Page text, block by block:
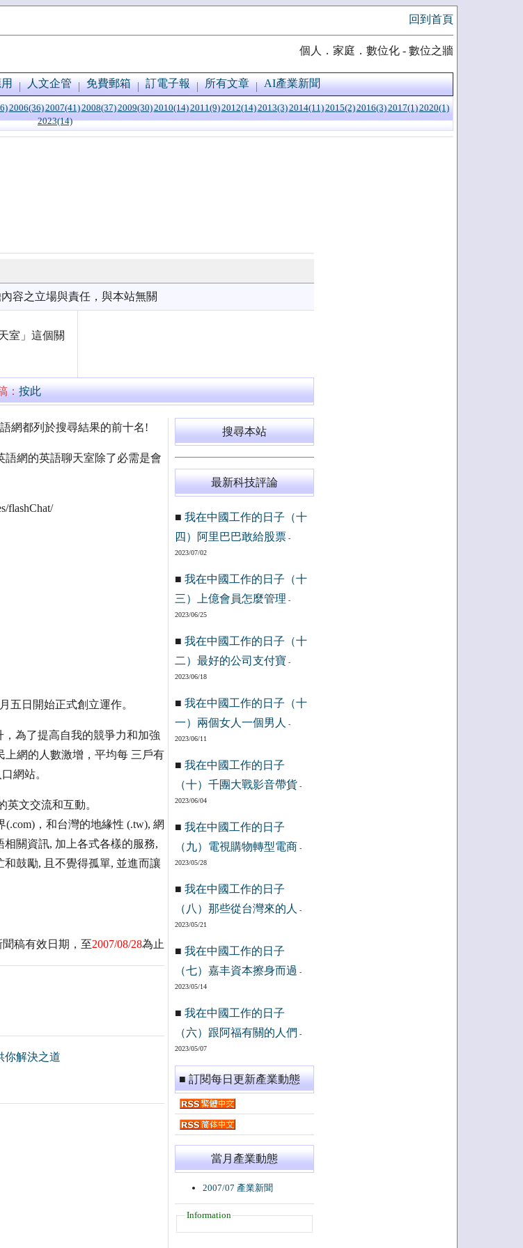
回到首頁
個人．家庭．數位化 - 數位之牆
人文企管 免費郵箱 訂電子報 所有文章 AI產業新聞
2006(36)2007(41)2008(37)2009(30)2010(14)2011(9)2012(14)2013(3)2014(11)2015(2)2016(3)2017(1)2020(1)
2023(14)
容之立場與責任，與本站無關
室」這個關
：按此
網都列於搜尋結果的前十名!
網的英語聊天室除了必需是會
flashChat/
五日開始正式創立運作。
為了提高自我的競爭力和加強
網的人數激增，平均每 三戶有
網站。
英文交流和互動。
，和台灣的地緣性 (.tw), 網
相關資訊, 加上各式各樣的服務,
和鼓勵, 且不覺得孤單, 並進而讓
聞稿有效日期，至2007/08/28為止
你解決之道
搜尋本站
最新科技評論
■ 我在中國工作的日子（十
四）阿里巴巴敢給股票-
2023/07/02
■ 我在中國工作的日子（十
三）上億會員怎麼管理 -
2023/06/25
■ 我在中國工作的日子（十
二）最好的公司支付寶 -
2023/06/18
■ 我在中國工作的日子（十
一）兩個女人一個男人
-
2023/06/11
■ 我在中國工作的日子
（十）千團大戰影音帶貨 -
2023/06/04
■ 我在中國工作的日子
（九）電視購物轉型電商 -
2023/05/28
■ 我在中國工作的日子
（八）那些從台灣來的人
-
2023/05/21
■ 我在中國工作的日子
（七）嘉丰資本擦身而過 -
2023/05/14
■ 我在中國工作的日子
（六）跟阿福有關的人們 -
2023/05/07
■ 訂閱每日更新產業動態
當月產業動態
2007/07 產業新聞
Information